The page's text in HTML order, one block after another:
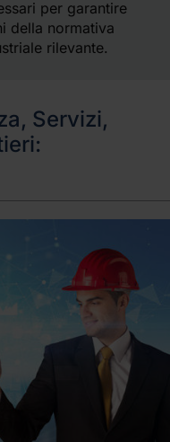
per garantire
della normativa
rilevante.
Servizi,